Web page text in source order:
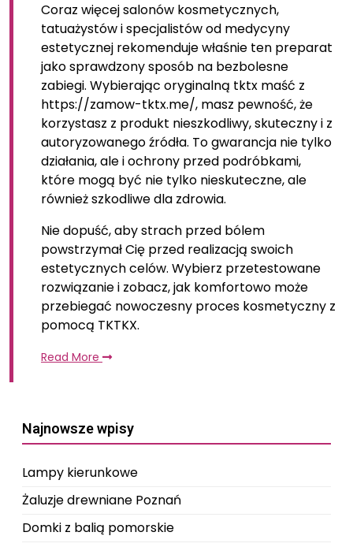
Coraz więcej salonów kosmetycznych,
tatuażystów i specjalistów od medycyny
estetycznej rekomenduje właśnie ten preparat
jako sprawdzony sposób na bezbolesne
zabiegi. Wybierając oryginalną tktx maść z
https://zamow-tktx.me/, masz pewność, że
korzystasz z produkt nieszkodliwy, skuteczny i z
autoryzowanego źródła. To gwarancja nie tylko
działania, ale i ochrony przed podróbkami,
które mogą być nie tylko nieskuteczne, ale
również szkodliwe dla zdrowia.
Nie dopuść, aby strach przed bólem
powstrzymał Cię przed realizacją swoich
estetycznych celów. Wybierz przetestowane
rozwiązanie i zobacz, jak komfortowo może
przebiegać nowoczesny proces kosmetyczny z
pomocą TKTKX.
Read More
Najnowsze wpisy
Lampy kierunkowe
Żaluzje drewniane Poznań
Domki z balią pomorskie